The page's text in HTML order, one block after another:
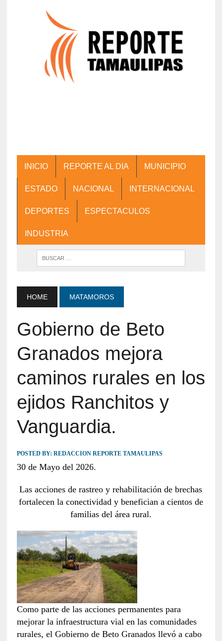
INICIO REPORTE AL DIA MUNICIPIO
ESTADO NACIONAL INTERNACIONAL
DEPORTES ESPECTACULOS
INDUSTRIA
HOME MATAMOROS
Gobierno de Beto
Granados mejora
caminos rurales en los
ejidos Ranchitos y
Vanguardia.
POSTED BY: REDACCION REPORTE TAMAULIPAS
30 de Mayo del 2026.
Las acciones de rastreo y rehabilitación de brechas
fortalecen la conectividad y benefician a cientos de
familias del área rural.
Como parte de las acciones permanentes para
mejorar la infraestructura vial en las comunidades
rurales, el Gobierno de Beto Granados llevó a cabo